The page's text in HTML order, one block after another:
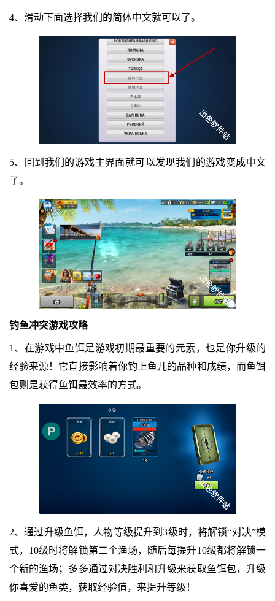
4、滑动下面选择我们的简体中文就可以了。
5、回到我们的游戏主界面就可以发现我们的游戏变成中文
了。
钓鱼冲突游戏攻略
1、在游戏中鱼饵是游戏初期最重要的元素，也是你升级的
经验来源！它直接影响着你钓上鱼儿的品种和成绩，而鱼饵
包则是获得鱼饵最效率的方式。
2、通过升级鱼饵，人物等级提升到3级时，将解锁“对决”模
式，10级时将解锁第二个渔场，随后每提升10级都将解锁一
个新的渔场；多多通过对决胜利和升级来获取鱼饵包，升级
你喜爱的鱼类，获取经验值，来提升等级！